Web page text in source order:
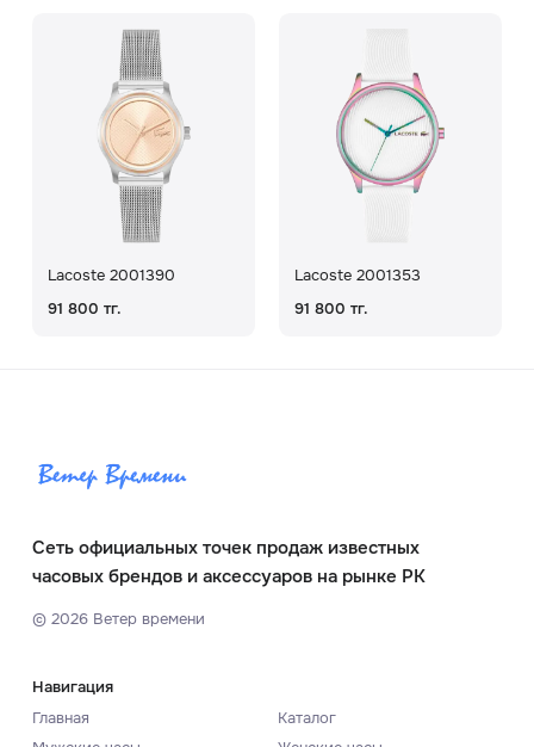
Lacoste 2001390
91 800 тг.
Lacoste 2001353
91 800 тг.
Сеть официальных точек продаж известных
часовых брендов и аксессуаров на рынке РК
© 2026Ветер времени
Навигация
Главная
Каталог